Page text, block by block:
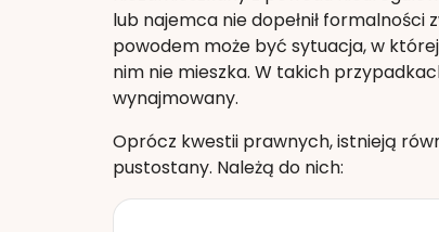
lub najemca nie dopełnił
powodem może być sytuacja, w
nim nie mieszka. W takich
wynajmowany.
Oprócz kwestii prawnych, istnieją
pustostany. Należą do nich: